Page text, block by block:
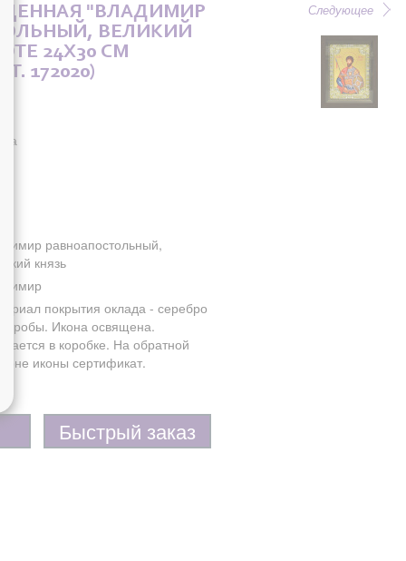
Следующее
"ВЛАДИМИР
ВЕЛИКИЙ
24X30 СМ
172020)
равноапостольный,
князь
покрытия оклада - серебро
пробы. Икона освящена.
в коробке. На обратной
иконы сертификат.
Быстрый заказ